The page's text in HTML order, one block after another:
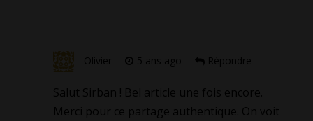
Olivier 5 ans ago Répondre
Salut Sirban ! Bel article une fois encore.
Merci pour ce partage authentique. On voit